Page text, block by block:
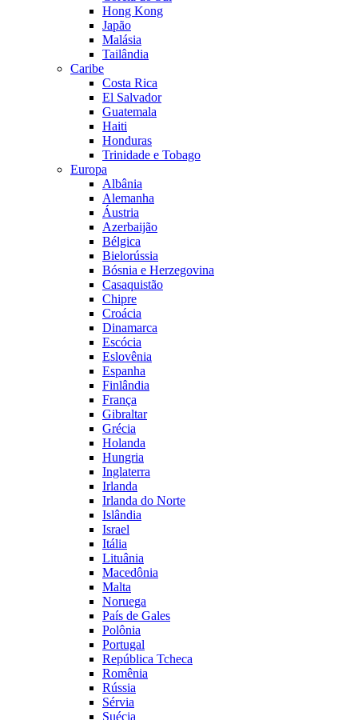
Hong Kong
Japão
Malásia
Tailândia
Caribe
Costa Rica
El Salvador
Guatemala
Haiti
Honduras
Trinidade e Tobago
Europa
Albânia
Alemanha
Áustria
Azerbaijão
Bélgica
Bielorússia
Bósnia e Herzegovina
Casaquistão
Chipre
Croácia
Dinamarca
Escócia
Eslovênia
Espanha
Finlândia
França
Gibraltar
Grécia
Holanda
Hungria
Inglaterra
Irlanda
Irlanda do Norte
Islândia
Israel
Itália
Lituânia
Macedônia
Malta
Noruega
País de Gales
Polônia
Portugal
República Tcheca
Romênia
Rússia
Sérvia
Suécia